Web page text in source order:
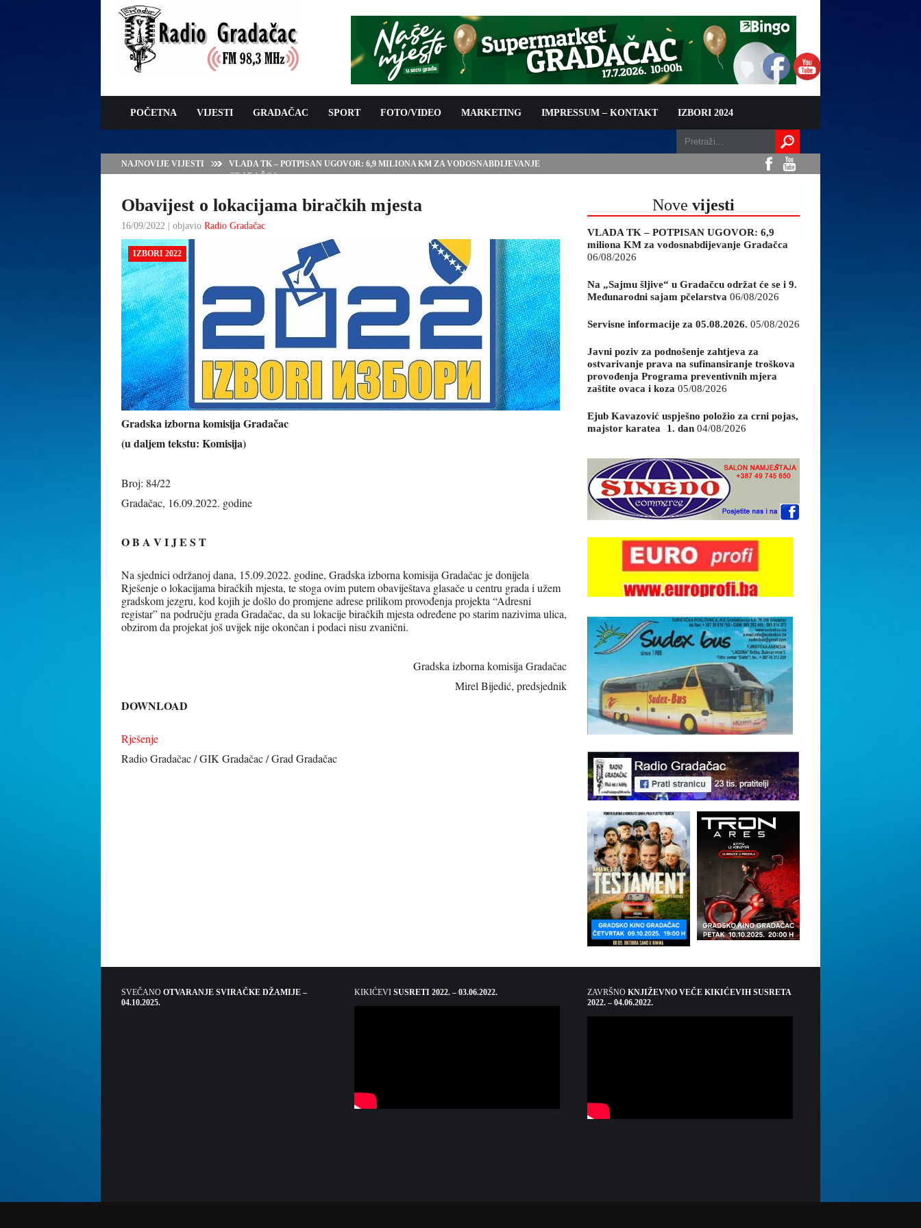
POČETNA VIJESTI GRADAČAC SPORT FOTO/VIDEO MARKETING IMPRESSUM – KONTAKT IZBORI 2024
NAJNOVIJE VIJESTI
VLADA TK – POTPISAN UGOVOR: 6,9 MILIONA KM ZA VODOSNABDIJEVANJE
GRADAČCA
Obavijest o lokacijama biračkih mjesta
16/09/2022 | objavio Radio Gradačac
IZBORI 2022
Gradska izborna komisija Gradačac
(u daljem tekstu: Komisija)
Broj: 84/22
Gradačac, 16.09.2022. godine
O B A V I J E S T
Na sjednici održanoj dana, 15.09.2022. godine, Gradska izborna komisija Gradačac je donijela
Rješenje o lokacijama biračkih mjesta, te stoga ovim putem obaviještava glasače u centru grada i užem
gradskom jezgru, kod kojih je došlo do promjene adrese prilikom provođenja projekta “Adresni
registar” na području grada Gradačac, da su lokacije biračkih mjesta određene po starim nazivima ulica,
obzirom da projekat još uvijek nije okončan i podaci nisu zvanični.
Gradska izborna komisija Gradačac
Mirel Bijedić, predsjednik
DOWNLOAD
Rješenje
Radio Gradačac / GIK Gradačac / Grad Gradačac
Nove vijesti
VLADA TK – POTPISAN UGOVOR: 6,9
miliona KM za vodosnabdijevanje Gradačca
06/08/2026
Na „Sajmu šljive“ u Gradačcu održat će se i 9.
Međunarodni sajam pčelarstva 06/08/2026
Servisne informacije za 05.08.2026. 05/08/2026
Javni poziv za podnošenje zahtjeva za
ostvarivanje prava na sufinansiranje troškova
provođenja Programa preventivnih mjera
zaštite ovaca i koza 05/08/2026
Ejub Kavazović uspješno položio za crni pojas,
majstor karatea 1. dan 04/08/2026
SVEČANO OTVARANJE SVIRAČKE DŽAMIJE –
04.10.2025.
KIKIĆEVI SUSRETI 2022. – 03.06.2022. ZAVRŠNO KNJIŽEVNO VEČE KIKIĆEVIH SUSRETA
2022. – 04.06.2022.